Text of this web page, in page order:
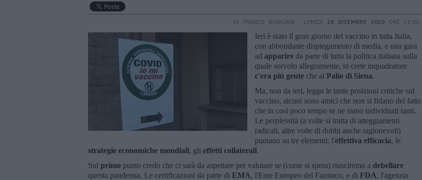
DI FRANCO BONCIANI - LUNEDÌ 28 DICEMBRE 2020 ORE 21:00
Ieri è stato il gran giorno del vaccino in tutta Italia,
con abbondante dispiegamento di media, e una gara
ad apparire da parte di tutta la politica italiana sulla
quale sorvolo allegramente, in certe inquadrature
c'era più gente che al Palio di Siena.
Ma, non da ieri, leggo le tante posizioni critiche sul
vaccino, alcuni sono amici che non si fidano del fatto
che in così poco tempo se ne siano individuati tanti.
Le perplessità (a volte si tratta di atteggiamenti
radicali, altre volte di dubbi anche ragionevoli)
puntano su tre elementi: l'effettiva efficacia, le
strategie economiche mondiali, gli effetti collaterali.
Sul primo punto credo che ci sarà da aspettare per valutare se (come si spera) riusciremo a debellare
questa pandemia. Le certificazioni da parte di EMA, l'Ente Europeo del Farmaco, e di FDA, l'agenzia